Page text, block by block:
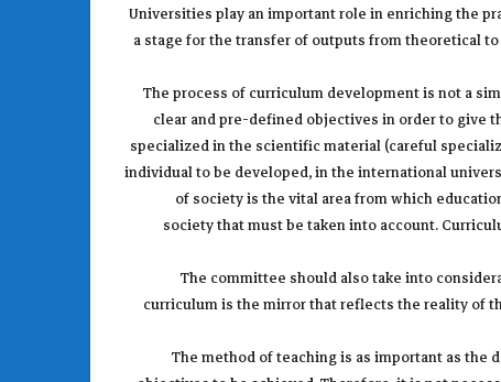
Universities play an important role in enriching the
a stage for the transfer of outputs from theoretical
The process of curriculum development is not a
clear and pre-defined objectives in order to give
specialized in the scientific material (careful
individual to be developed, in the international
of society is the vital area from which
society that must be taken into account.
The committee should also take into
curriculum is the mirror that reflects the reality of
The method of teaching is as important as